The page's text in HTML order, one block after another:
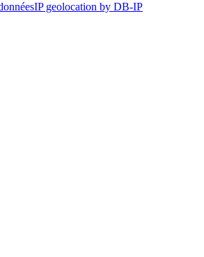
IP geolocation by DB-IP